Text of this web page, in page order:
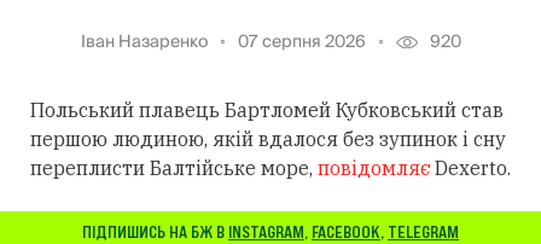
Іван Назаренко 07 серпня 2026 920
Польський плавець Бартломей Кубковський став
першою людиною, якій вдалося без зупинок і сну
переплисти Балтійське море, повідомляєDexerto.
ПІДПИШИСЬ НА БЖ В INSTAGRAM, FACEBOOK, TELEGRAM